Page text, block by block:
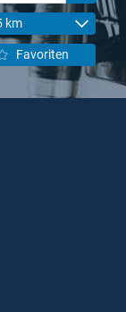
km
Favoriten